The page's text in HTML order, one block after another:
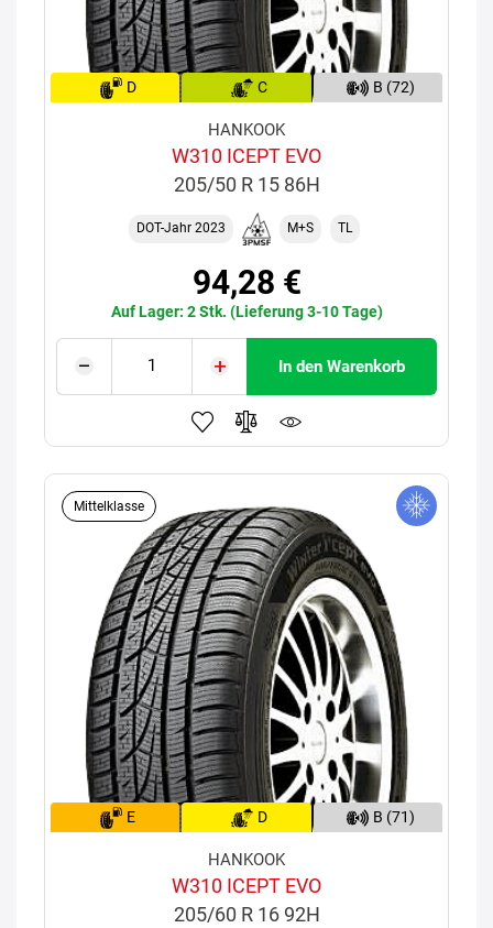
D C B (72)
HANKOOK
W310 ICEPT EVO
205/50 R 15 86H
DOT-Jahr 2023 M+S TL
94,28 €
Auf Lager: 2 Stk. (Lieferung 3-10 Tage)
In den Warenkorb
Mittelklasse
E D B (71)
HANKOOK
W310 ICEPT EVO
205/60 R 16 92H